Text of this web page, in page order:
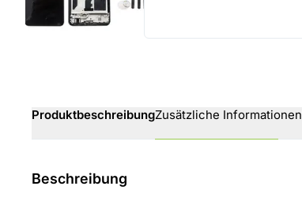
ProduktbeschreibungZusätzliche Informationen
Beschreibung